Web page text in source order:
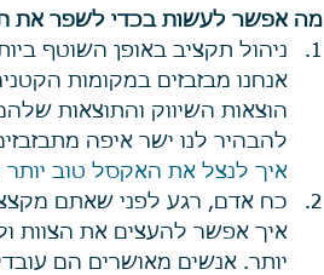
מה אפשר לעשות בכדי לשפר את
ניהול תקציב באופן השוטף
אנחנו מבזבזים במקומות
הוצאות השיווק והתוצאות
להבהיר לנו ישר איפה
איך לנצל את האקסל טוב יותר
כח אדם, רגע לפני שאתם
איך אפשר להעצים את הצוות
יותר. אנשים מאושרים הם